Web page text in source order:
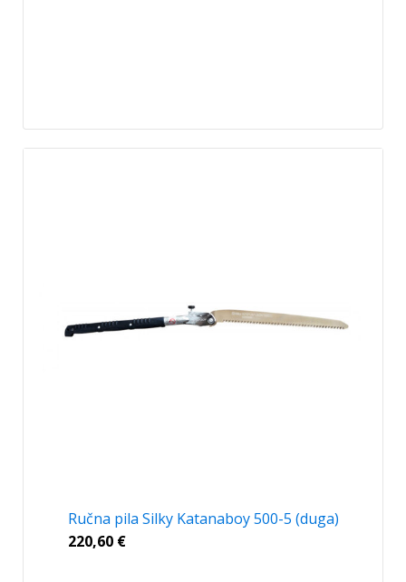
Ručna pila Silky Katanaboy 500-5 (duga)
220,60 €